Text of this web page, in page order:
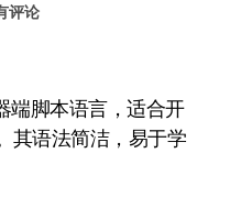
评论
其语法简洁，易于学